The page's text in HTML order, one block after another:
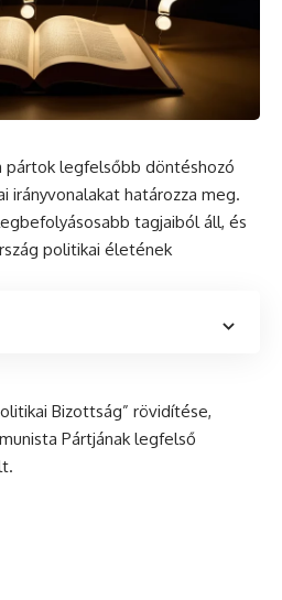
pártok legfelsőbb döntéshozó
irányvonalakat határozza meg.
tagjaiból áll, és
politikai életének
Bizottság” rövidítése,
Pártjának legfelső